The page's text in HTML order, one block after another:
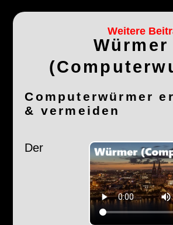
Weitere
Würmer
Computerwürmer
& vermeiden
Der